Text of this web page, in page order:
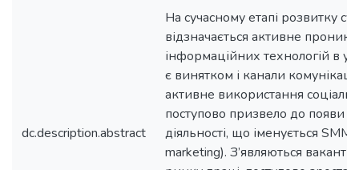
dc.description.abstract
На сучасному етапі розвитку
відзначається активне
інформаційних технологій в
є винятком і канали
активне використання
поступово призвело до появи
діяльності, що іменується SMM
marketing). З’являються